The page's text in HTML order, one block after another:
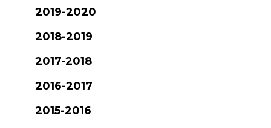
2019-2020
2018-2019
2017-2018
2016-2017
2015-2016